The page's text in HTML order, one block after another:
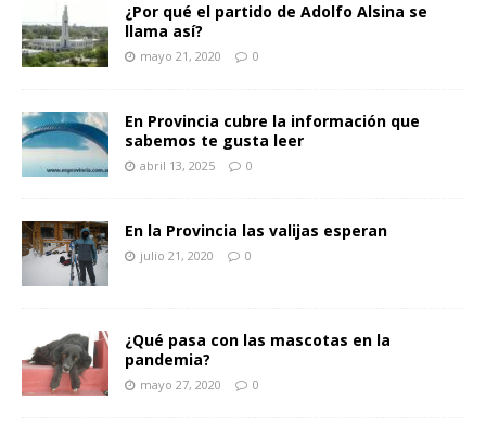
¿Por qué el partido de Adolfo Alsina se
llama así?
mayo 21, 2020 0
En Provincia cubre la información que
sabemos te gusta leer
abril 13, 2025 0
En la Provincia las valijas esperan
julio 21, 2020 0
¿Qué pasa con las mascotas en la
pandemia?
mayo 27, 2020 0